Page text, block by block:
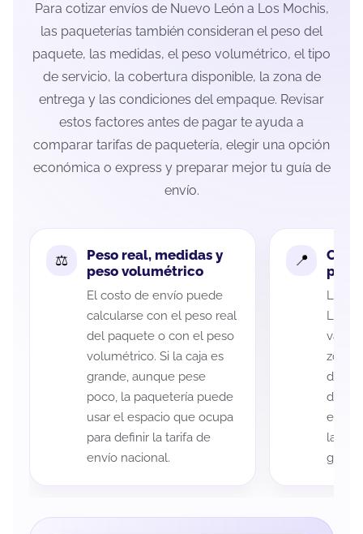
Para cotizar envíos de Nuevo León a Los Mochis,
las paqueterías también consideran el peso del
paquete, las medidas, el peso volumétrico, el tipo
de servicio, la cobertura disponible, la zona de
entrega y las condiciones del empaque. Revisar
estos factores antes de pagar te ayuda a
comparar tarifas de paquetería, elegir una opción
económica o express y preparar mejor tu guía de
envío.
Peso real, medidas y
peso volumétrico
El costo de envío puede
calcularse con el peso real
del paquete o con el peso
volumétrico. Si la caja es
grande, aunque pese
poco, la paquetería puede
usar el espacio que ocupa
para definir la tarifa de
envío nacional.
La
León
variar
zona
de
de
eso
la
guía